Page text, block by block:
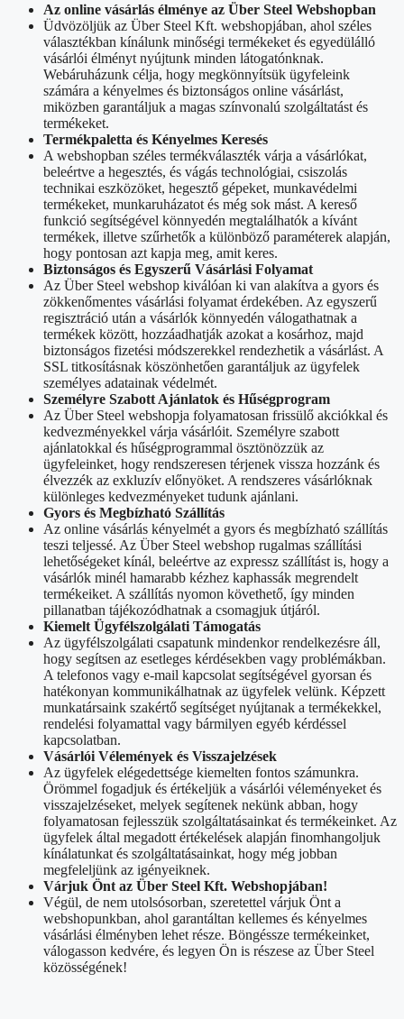
Az online vásárlás élménye az Über Steel Webshopban
Üdvözöljük az Über Steel Kft. webshopjában, ahol széles
választékban kínálunk minőségi termékeket és egyedülálló
vásárlói élményt nyújtunk minden látogatónknak.
Webáruházunk célja, hogy megkönnyítsük ügyfeleink
számára a kényelmes és biztonságos online vásárlást,
miközben garantáljuk a magas színvonalú szolgáltatást és
termékeket.
Termékpaletta és Kényelmes Keresés
A webshopban széles termékválaszték várja a vásárlókat,
beleértve a hegesztés, és vágás technológiai, csiszolás
technikai eszközöket, hegesztő gépeket, munkavédelmi
termékeket, munkaruházatot és még sok mást. A kereső
funkció segítségével könnyedén megtalálhatók a kívánt
termékek, illetve szűrhetők a különböző paraméterek alapján,
hogy pontosan azt kapja meg, amit keres.
Biztonságos és Egyszerű Vásárlási Folyamat
Az Über Steel webshop kiválóan ki van alakítva a gyors és
zökkenőmentes vásárlási folyamat érdekében. Az egyszerű
regisztráció után a vásárlók könnyedén válogathatnak a
termékek között, hozzáadhatják azokat a kosárhoz, majd
biztonságos fizetési módszerekkel rendezhetik a vásárlást. A
SSL titkosításnak köszönhetően garantáljuk az ügyfelek
személyes adatainak védelmét.
Személyre Szabott Ajánlatok és Hűségprogram
Az Über Steel webshopja folyamatosan frissülő akciókkal és
kedvezményekkel várja vásárlóit. Személyre szabott
ajánlatokkal és hűségprogrammal ösztönözzük az
ügyfeleinket, hogy rendszeresen térjenek vissza hozzánk és
élvezzék az exkluzív előnyöket. A rendszeres vásárlóknak
különleges kedvezményeket tudunk ajánlani.
Gyors és Megbízható Szállítás
Az online vásárlás kényelmét a gyors és megbízható szállítás
teszi teljessé. Az Über Steel webshop rugalmas szállítási
lehetőségeket kínál, beleértve az expressz szállítást is, hogy a
vásárlók minél hamarabb kézhez kaphassák megrendelt
termékeiket. A szállítás nyomon követhető, így minden
pillanatban tájékozódhatnak a csomagjuk útjáról.
Kiemelt Ügyfélszolgálati Támogatás
Az ügyfélszolgálati csapatunk mindenkor rendelkezésre áll,
hogy segítsen az esetleges kérdésekben vagy problémákban.
A telefonos vagy e-mail kapcsolat segítségével gyorsan és
hatékonyan kommunikálhatnak az ügyfelek velünk. Képzett
munkatársaink szakértő segítséget nyújtanak a termékekkel,
rendelési folyamattal vagy bármilyen egyéb kérdéssel
kapcsolatban.
Vásárlói Vélemények és Visszajelzések
Az ügyfelek elégedettsége kiemelten fontos számunkra.
Örömmel fogadjuk és értékeljük a vásárlói véleményeket és
visszajelzéseket, melyek segítenek nekünk abban, hogy
folyamatosan fejlesszük szolgáltatásainkat és termékeinket. Az
ügyfelek által megadott értékelések alapján finomhangoljuk
kínálatunkat és szolgáltatásainkat, hogy még jobban
megfeleljünk az igényeiknek.
Várjuk Önt az Über Steel Kft. Webshopjában!
Végül, de nem utolsósorban, szeretettel várjuk Önt a
webshopunkban, ahol garantáltan kellemes és kényelmes
vásárlási élményben lehet része. Böngéssze termékeinket,
válogasson kedvére, és legyen Ön is részese az Über Steel
közösségének!